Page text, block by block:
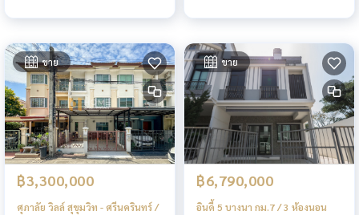
ขาย
฿3,300,000
ศุภาลัย วิลล์ สุขุมวิท - ศรีนครินทร์ /
ขาย
฿6,790,000
อินดี้ 5 บางนา กม.7 / 3 ห้องนอน